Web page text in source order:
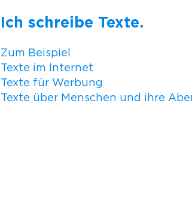
Ich schreibe Texte.
Zum Beispiel
Texte im Internet
Texte für Werbung
Texte über Menschen und ihre